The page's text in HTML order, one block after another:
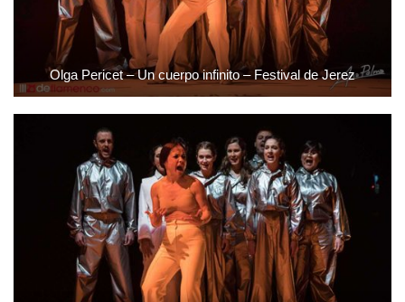
Olga Pericet – Un cuerpo infinito – Festival de Jerez